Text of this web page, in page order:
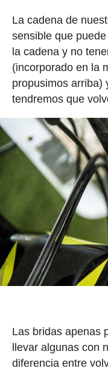
La cadena de
sensible que
la cadena y no
(incorporado en la
propusimos arriba)
tendremos que
Las bridas apenas
llevar algunas con
diferencia entre